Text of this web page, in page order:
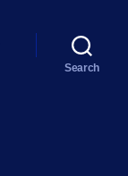
Search